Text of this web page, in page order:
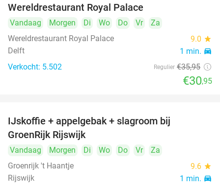
Wereldrestaurant Royal Palace
Vandaag Morgen Di Wo Do Vr
Za
Wereldrestaurant Royal Palace
9.0 star
Delft 1 min. directions_car
Verkocht: 5.502 Regulier €35,95
€30,95
IJskoffie + appelgebak + slagroom bij
GroenRijk Rijswijk
Vandaag Morgen Di Wo Do Vr
Za
Groenrijk 't Haantje
9.6 star
Rijswijk 1 min. directions_car